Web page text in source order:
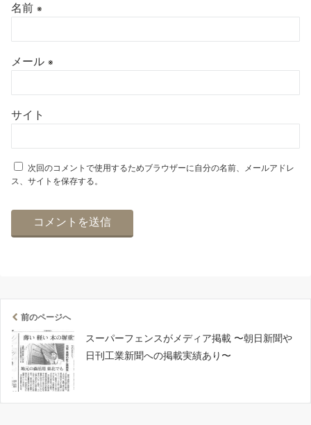
名前 ※
メール ※
サイト
次回のコメントで使用するためブラウザーに自分の名前、メールアドレ
ス、サイトを保存する。
前のページへ
スーパーフェンスがメディア掲載 〜朝日新聞や
日刊工業新聞への掲載実績あり〜